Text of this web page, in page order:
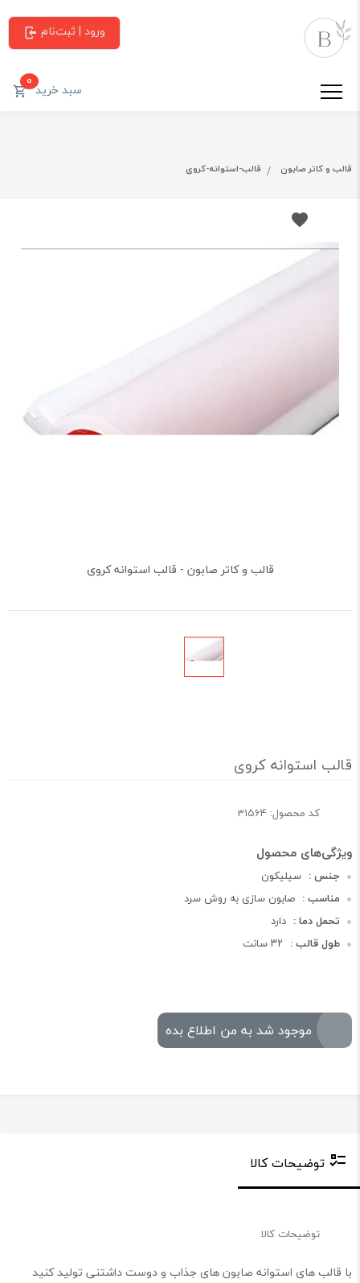
ورود | ثبت‌نام
سبد خرید0
قالب و کاتر صابون قالب-استوانه-کروی
قالب و کاتر صابون - قالب استوانه کروی
قالب استوانه کروی
کد محصول: 31564
جنس : سیلیکون
مناسب : صابون سازی به روش سرد
تحمل دما : دارد
طول قالب : ۳۲ سانت
موجود شد به من اطلاع بده
توضیحات کالا
توضیحات کالا
با قالب های استوانه صابون های جذاب و دوست داشتنی تولید کنید